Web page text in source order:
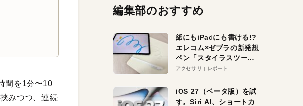
間を1分〜10
みつつ、連続
編集部のおすすめ
紙にもiPadにも書ける!?
エレコム×ゼブラの新発想
ペン「スタイラスツーウ
ェイ」レビュー。持ち替
アクセサリ レポート
iOS 27（ベータ版）を試
す。Siri AI、ショートカ